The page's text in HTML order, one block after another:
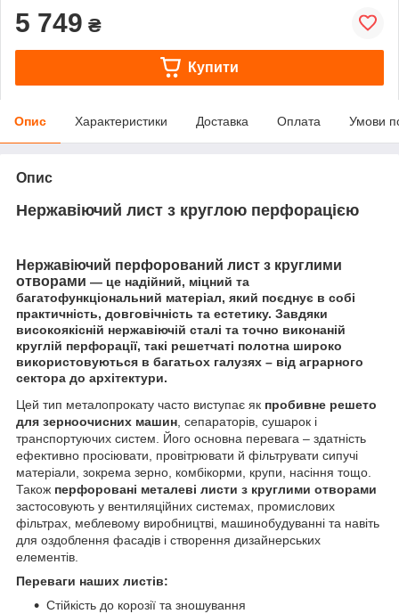
5 749 ₴
Купити
Опис Характеристики Доставка Оплата Умови
Опис
Нержавіючий лист з круглою перфорацією
Нержавіючий перфорований лист з круглими
отворами — це надійний, міцний та
багатофункціональний матеріал, який поєднує в собі
практичність, довговічність та естетику. Завдяки
високоякісній нержавіючій сталі та точно виконаній
круглій перфорації, такі решетчаті полотна широко
використовуються в багатьох галузях – від аграрного
сектора до архітектури.
Цей тип металопрокату часто виступає як пробивне решето
для зерноочисних машин, сепараторів, сушарок і
транспортуючих систем. Його основна перевага – здатність
ефективно просіювати, провітрювати й фільтрувати сипучі
матеріали, зокрема зерно, комбікорми, крупи, насіння тощо.
Також перфоровані металеві листи з круглими отворами
застосовують у вентиляційних системах, промислових
фільтрах, меблевому виробництві, машинобудуванні та навіть
для оздоблення фасадів і створення дизайнерських
елементів.
Переваги наших листів:
Стійкість до корозії та зношування